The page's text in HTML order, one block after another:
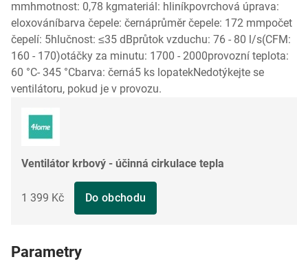
mmhmotnost: 0,78 kgmateriál: hliníkpovrchová úprava:
eloxováníbarva čepele: černáprůměr čepele: 172 mmpočet
čepelí: 5hlučnost: ≤35 dBprůtok vzduchu: 76 - 80 l/s(CFM:
160 - 170)otáčky za minutu: 1700 - 2000provozní teplota:
60 °C- 345 °Cbarva: černá5 ks lopatekNedotýkejte se
ventilátoru, pokud je v provozu.
Ventilátor krbový - účinná cirkulace tepla
1 399 Kč Do obchodu
Parametry